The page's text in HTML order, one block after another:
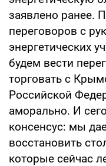
заявлено ранее.
переговоров с
энергетических
будем вести
торговать с
Российской
аморально. И
консенсус: мы
восстановить
которые сейчас